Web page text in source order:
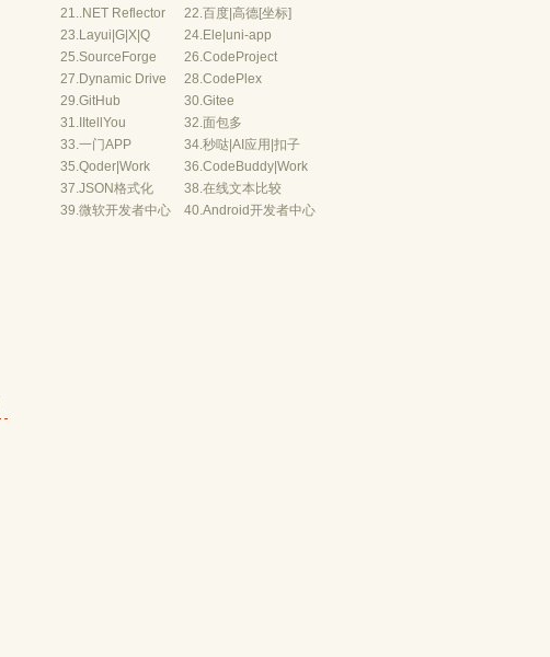
21..NET Reflector 22.百度 高德[坐标]
23.Layui G X Q 24.Ele uni-app
25.SourceForge 26.CodeProject
27.Dynamic Drive 28.CodePlex
29.GitHub 30.Gitee
31. IItellYou 32.面包多
33.一门APP 34.秒哒 AI应用 扣子
35.Qoder Work 36.CodeBuddy Work
37.JSON格式化 38.在线文本比较
39.微软开发者中心 40.Android开发者中心